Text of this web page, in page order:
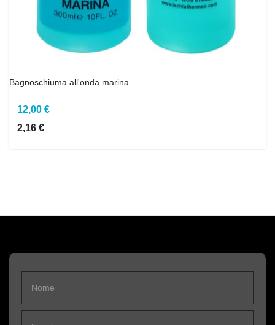
Bagnoschiuma all'onda marina
12,00 €
2,16 €